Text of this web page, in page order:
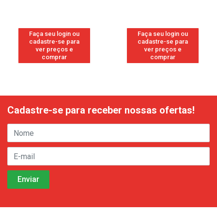
Faça seu login ou
cadastre-se para
ver preços e
comprar
Faça seu login ou
cadastre-se para
ver preços e
comprar
Cadastre-se para receber nossas ofertas!